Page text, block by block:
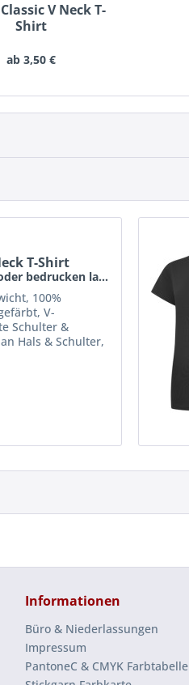
V Neck T-
Shirt
ab 3,50 €
T-Shirt
Textilien besticken oder bedrucken lassen schon...
100%
V-
Schulter &
Hals & Schulter,
40° C
Informationen
Büro & Niederlassungen
Impressum
PantoneC & CMYK Farbtabelle